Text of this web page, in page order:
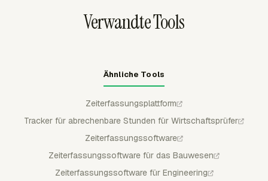
grundlegende Zeit- und Verdienstaufzeichnungen
auf Kundenebene verwenden, sodass Manager erfasste
Verwandte Tools
Ähnliche Tools
Zeiterfassungsplattform
Tracker für abrechenbare Stunden für Wirtschaftsprüfer
Zeiterfassungssoftware
Zeiterfassungssoftware für das Bauwesen
Zeiterfassungssoftware für Engineering